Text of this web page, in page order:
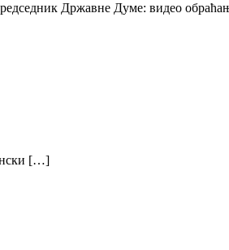
Државне Думе: видео
[…]